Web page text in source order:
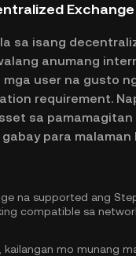
Exchange
sa isang
anumang
user na gusto
requirement.
sa
para malaman
na supported ang Step
compatible sa
kailangan mo munang